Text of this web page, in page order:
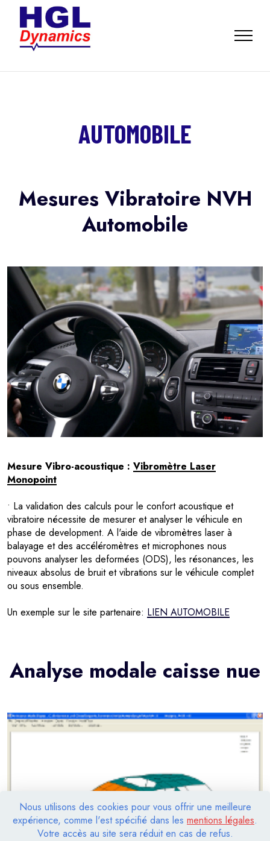
Nous utilisons des cookies pour vous offrir une meilleure
expérience, comme l'est spécifié dans les mentions légales.
Votre accès au site sera réduit en cas de refus.
AUTOMOBILE
Mesures Vibratoire NVH
Automobile
Mesure Vibro-acoustique : Vibromètre Laser
Monopoint
• La validation des calculs pour le confort acoustique et
vibratoire nécessite de mesurer et analyser le véhicule en
phase de development. A l'aide de vibromètres laser à
balayage et des accéléromètres et microphones nous
pouvons analyser les deformées (ODS), les résonances, les
niveaux absolus de bruit et vibrations sur le véhicule complet
ou sous ensemble.
Un exemple sur le site partenaire: LIEN AUTOMOBILE
Analyse modale caisse nue